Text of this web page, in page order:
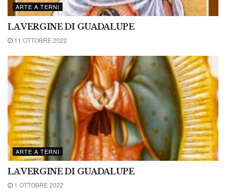
ARTE A TERNI
LA VERGINE DI GUADALUPE
11 OTTOBRE 2022
ARTE A TERNI
LA VERGINE DI GUADALUPE
1 OTTOBRE 2022